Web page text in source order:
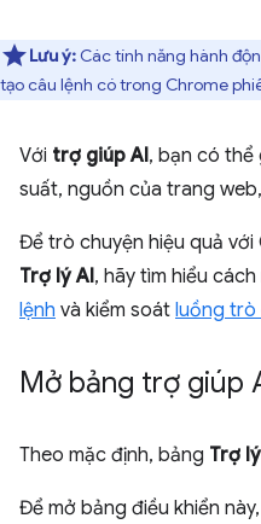
Lưu ý: Các tính năng hành
tạo câu lệnh có trong Chrome
Với trợ giúp AI, bạn có thể
suất, nguồn của trang web,
Để trò chuyện hiệu quả
Trợ lý AI, hãy tìm hiểu
lệnh và kiểm soát luồng trò
Mở bảng trợ giúp
Theo mặc định, bảng Trợ
Để mở bảng điều khiển